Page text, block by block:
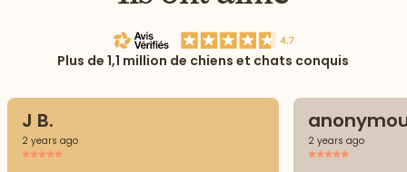
Plus de 1,1 million de chiens et chats conquis
J B.
2 years ago 2 years ago